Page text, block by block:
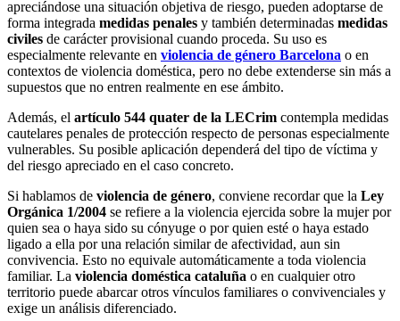
apreciándose una situación objetiva de riesgo, pueden adoptarse de
forma integrada medidas penales y también determinadas medidas
civiles de carácter provisional cuando proceda. Su uso es
especialmente relevante en violencia de género Barcelona o en
contextos de violencia doméstica, pero no debe extenderse sin más a
supuestos que no entren realmente en ese ámbito.
Además, el artículo 544 quater de la LECrim contempla medidas
cautelares penales de protección respecto de personas especialmente
vulnerables. Su posible aplicación dependerá del tipo de víctima y
del riesgo apreciado en el caso concreto.
Si hablamos de violencia de género, conviene recordar que la Ley
Orgánica 1/2004 se refiere a la violencia ejercida sobre la mujer por
quien sea o haya sido su cónyuge o por quien esté o haya estado
ligado a ella por una relación similar de afectividad, aun sin
convivencia. Esto no equivale automáticamente a toda violencia
familiar. La violencia doméstica cataluña o en cualquier otro
territorio puede abarcar otros vínculos familiares o convivenciales y
exige un análisis diferenciado.